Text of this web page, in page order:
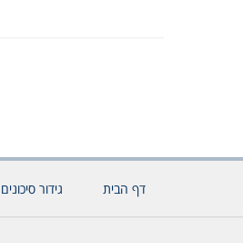
דף הבית גידור סיכונים